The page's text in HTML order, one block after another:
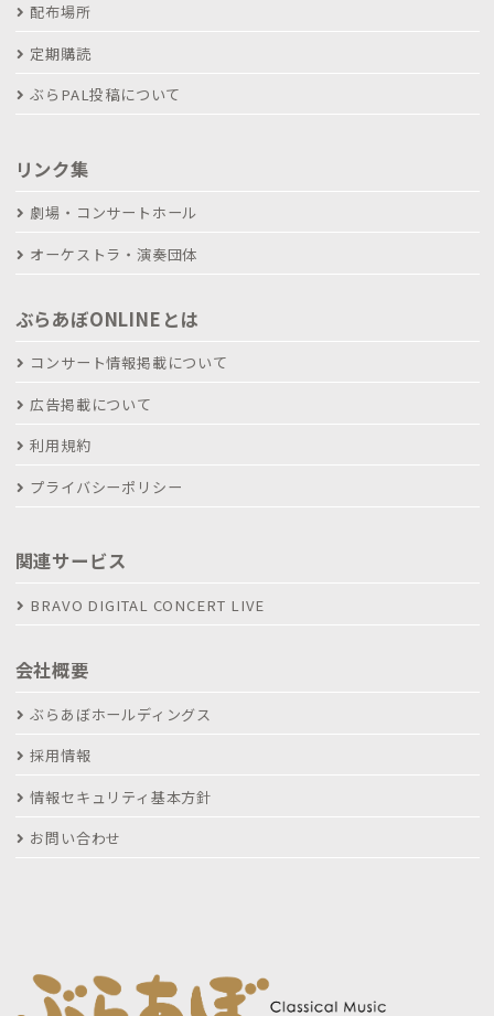
配布場所
定期購読
ぶらPAL投稿について
リンク集
劇場・コンサートホール
オーケストラ・演奏団体
ぶらあぼONLINEとは
コンサート情報掲載について
広告掲載について
利用規約
プライバシーポリシー
関連サービス
BRAVO DIGITAL CONCERT LIVE
会社概要
ぶらあぼホールディングス
採用情報
情報セキュリティ基本方針
お問い合わせ